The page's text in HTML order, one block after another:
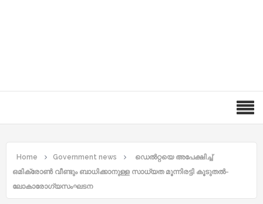
Home Government news
ഡെല്‍റ്റയെ അപേക്ഷിച്ച്‌
ഒമിക്രോണ്‍ വീണ്ടും ബാധിക്കാനുള്ള സാധ്യത മൂന്നിരട്ടി കൂടുതല്‍-
ലോകാരോഗ്യസംഘടന